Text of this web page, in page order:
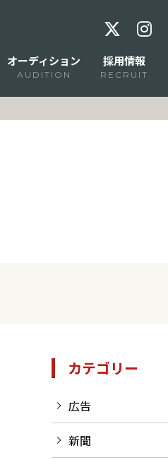
オーディション
AUDITION
採用情報
RECRUIT
カテゴリー
広告
新聞